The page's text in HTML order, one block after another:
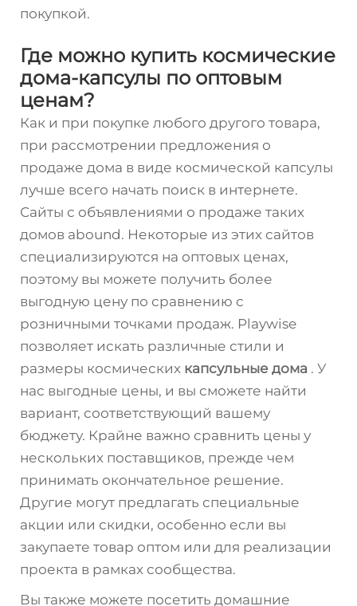
покупкой.
Где можно купить космические
дома-капсулы по оптовым
ценам?
Как и при покупке любого другого товара,
при рассмотрении предложения о
продаже дома в виде космической капсулы
лучше всего начать поиск в интернете.
Сайты с объявлениями о продаже таких
домов abound. Некоторые из этих сайтов
специализируются на оптовых ценах,
поэтому вы можете получить более
выгодную цену по сравнению с
розничными точками продаж. Playwise
позволяет искать различные стили и
размеры космических капсульные дома . У
нас выгодные цены, и вы сможете найти
вариант, соответствующий вашему
бюджету. Крайне важно сравнить цены у
нескольких поставщиков, прежде чем
принимать окончательное решение.
Другие могут предлагать специальные
акции или скидки, особенно если вы
закупаете товар оптом или для реализации
проекта в рамках сообщества.
Вы также можете посетить домашние